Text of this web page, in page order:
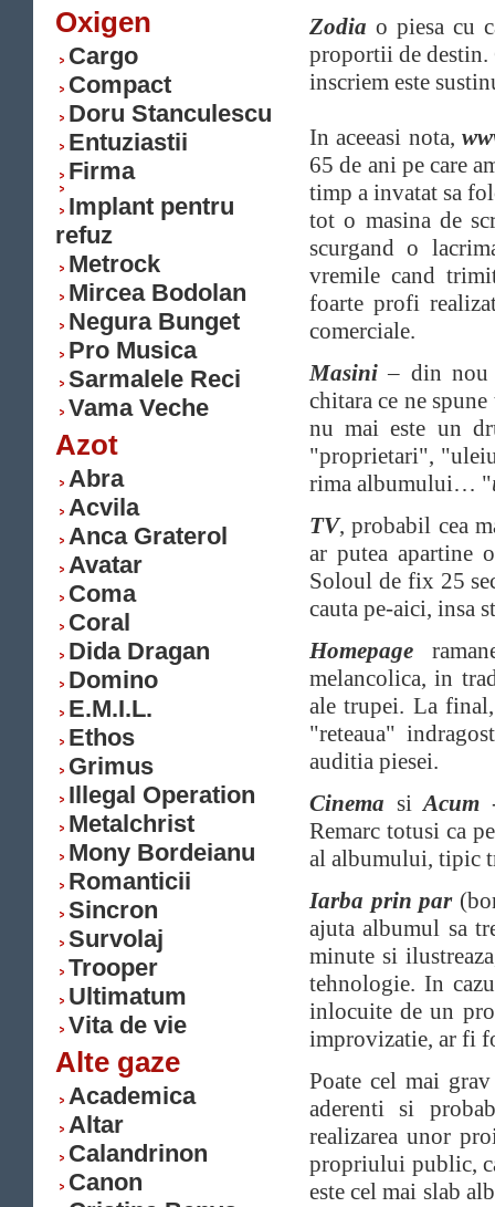
Oxigen
Cargo
Compact
Doru Stanculescu
Entuziastii
Firma
Implant pentru
refuz
Metrock
Mircea Bodolan
Negura Bunget
Pro Musica
Sarmalele Reci
Vama Veche
Azot
Abra
Acvila
Anca Graterol
Avatar
Coma
Coral
Dida Dragan
Domino
E.M.I.L.
Ethos
Grimus
Illegal Operation
Metalchrist
Mony Bordeianu
Romanticii
Sincron
Survolaj
Trooper
Ultimatum
Vita de vie
Alte gaze
Academica
Altar
Calandrinon
Canon
Zodia o piesa cu
proportii de destin.
inscriem este
In aceeasi nota,
65 de ani pe care
timp a invatat sa
tot o masina de
scurgand o
vremile cand
foarte profi
comerciale.
Masini– din nou
chitara ce ne
nu mai este un
"proprietari",
rima albumului… "
TV, probabil cea
ar putea apartine
Soloul de fix 25
cauta pe-aici, insa
Homepage
melancolica, in
ale trupei. La
"reteaua"
auditia piesei.
Cinema siAcum
Remarc totusi ca
al albumului, tipic
Iarba prin par
ajuta albumul sa
minute si
tehnologie. In
inlocuite de un
improvizatie, ar fi
Poate cel mai
aderenti si
realizarea unor
propriului public,
este cel mai slab